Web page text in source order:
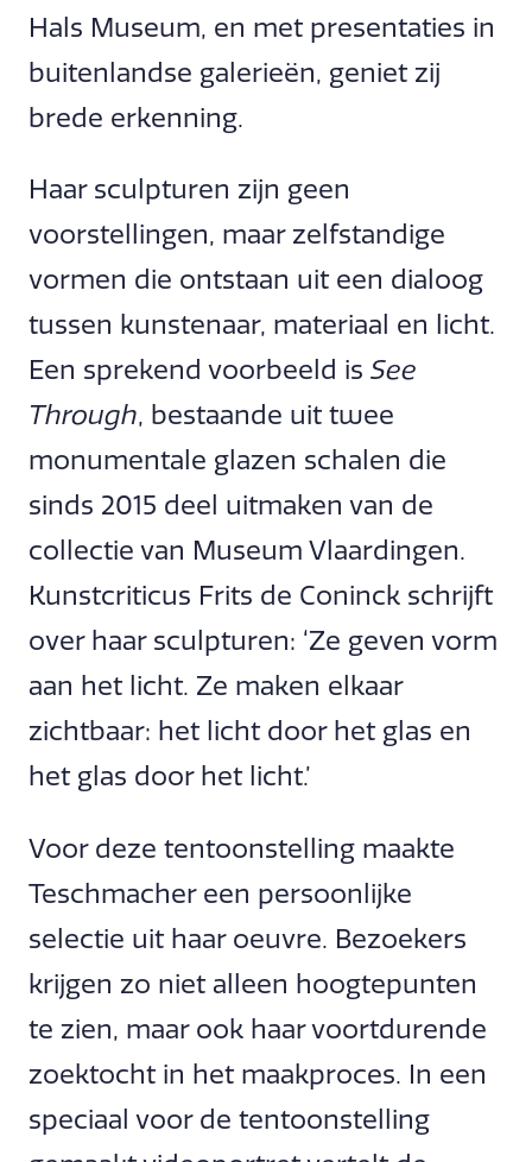
Hals Museum, en met presentaties in
buitenlandse galerieën, geniet zij
brede erkenning.
Haar sculpturen zijn geen
voorstellingen, maar zelfstandige
vormen die ontstaan uit een dialoog
tussen kunstenaar, materiaal en licht.
Een sprekend voorbeeld is See
Through, bestaande uit twee
monumentale glazen schalen die
sinds 2015 deel uitmaken van de
collectie van Museum Vlaardingen.
Kunstcriticus Frits de Coninck schrijft
over haar sculpturen: ‘Ze geven vorm
aan het licht. Ze maken elkaar
zichtbaar: het licht door het glas en
het glas door het licht.’
Voor deze tentoonstelling maakte
Teschmacher een persoonlijke
selectie uit haar oeuvre. Bezoekers
krijgen zo niet alleen hoogtepunten
te zien, maar ook haar voortdurende
zoektocht in het maakproces. In een
speciaal voor de tentoonstelling